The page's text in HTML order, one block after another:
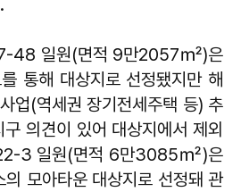
48 일원(면적 9만2057㎡)은
통해 대상지로 선정됐지만 해
업(역세권 장기전세주택 등) 추
의견이 있어 대상지에서 제외
3 일원(면적 6만3085㎡)은
모아타운 대상지로 선정돼 관